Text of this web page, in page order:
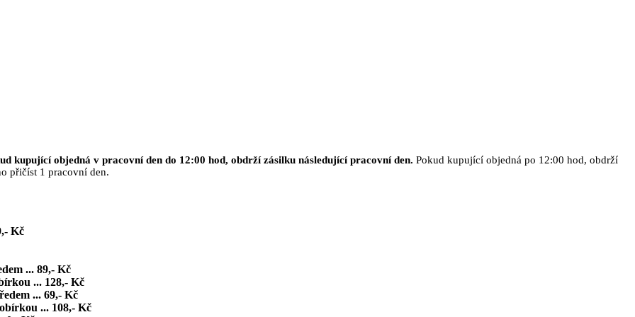
kupující objedná v pracovní den do 12:00 hod, obdrží zásilku následující pracovní den. Pokud kupující objedná po 12:00 hod, obdrží
přičíst 1 pracovní den.
Kč
... 89,- Kč
... 128,- Kč
... 69,- Kč
... 108,- Kč